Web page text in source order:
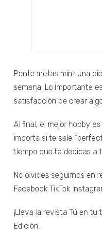
Ponte metas mini: una
semana. Lo importante
satisfacción de crear
Al final, el mejor hobby
importa si te sale
tiempo que te dedicas a
No olvides seguirnos en
Facebook TikTok
¡Lleva la revista Tú en tu
Edición.